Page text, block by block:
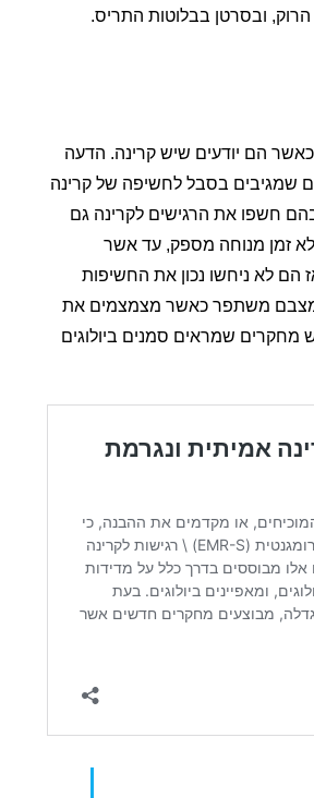
ובסרטן בבלוטות התריס.
הם יודעים שיש קרינה. הדעה
שמגיבים בסבל לחשיפה של קרינה
חשפו את הרגישים לקרינה גם
זמן מנוחה מספק, עד אשר
הם לא ניחשו נכון את החשיפות
שמצבם משתפר כאשר מצמצמים את
שמראים סמנים ביולוגים